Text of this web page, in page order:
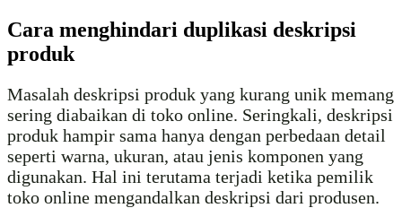
Cara menghindari duplikasi deskripsi
produk
Masalah deskripsi produk yang kurang unik memang
sering diabaikan di toko online. Seringkali, deskripsi
produk hampir sama hanya dengan perbedaan detail
seperti warna, ukuran, atau jenis komponen yang
digunakan. Hal ini terutama terjadi ketika pemilik
toko online mengandalkan deskripsi dari produsen.